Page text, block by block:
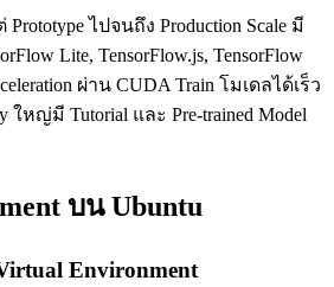
ไปจนถึง Production Scale มี
Lite, TensorFlow.js, TensorFlow
ผ่าน CUDA Train โมเดลได้เร็ว
ใหญ่มี Tutorial และ Pre-trained Model
บน Ubuntu
Environment